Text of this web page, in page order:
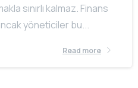
sınırlı kalmaz. Finans
yöneticiler bu...
Read more